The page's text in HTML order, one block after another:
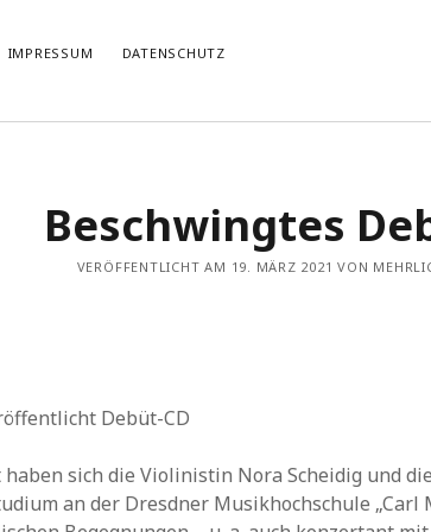
IMPRESSUM DATENSCHUTZ
zu Rostropowitsch
im Musikverein?
Alle Hände voll zu tun
DEI FUNK WuK(2)
Dresden
(110)
Features(89)
Weblog (711)
Wien
(45)
Beschwingtes
VERÖFFENTLICHT AM 19. MÄRZ 2021 VON
Debüt-CD
sich die Violinistin Nora Scheidig und
an der Dresdner Musikhochschule „Carl